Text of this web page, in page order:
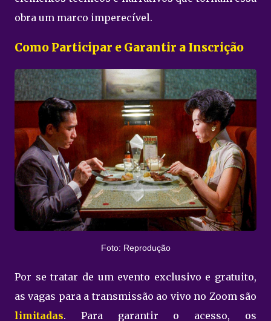
obra um marco imperecível.
Como Participar e Garantir a Inscrição
Foto: Reprodução
Por se tratar de um evento exclusivo e gratuito,
as vagas para a transmissão ao vivo no Zoom são
limitadas. Para garantir o acesso, os